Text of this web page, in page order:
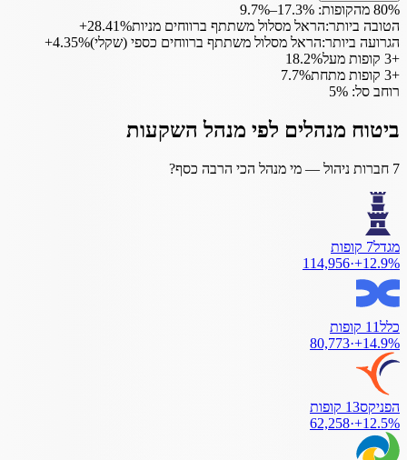
80% מהקופות: 9.7%–17.3%
הטובה ביותר:הראל מסלול משתתף ברווחים מניות‎+28.41%
הגרועה ביותר:הראל מסלול משתתף ברווחים כספי (שקלי)‎+4.35%
+
3 קופות מעל 18.2%
+
3 קופות מתחת 7.7%
רוחב סל:
5%
ביטוח מנהלים לפי מנהל השקעות
7 חברות ניהול — מי מנהל הכי הרבה כסף?
מגדל7 קופות
+12.9%
·
114,956
כלל11 קופות
+14.9%
·
80,773
הפניקס13 קופות
+12.5%
·
62,258